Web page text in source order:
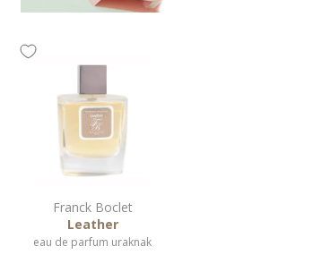
Franck Boclet
Leather
eau de parfum uraknak